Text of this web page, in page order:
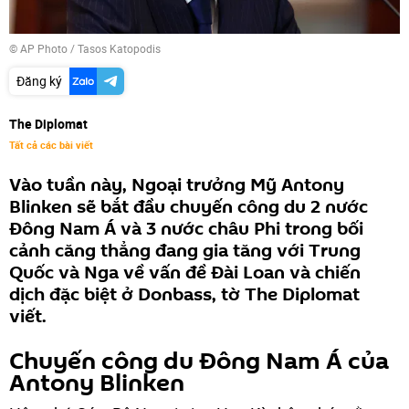
© AP Photo / Tasos Katopodis
Đăng ký
The Diplomat
Tất cả các bài viết
Vào tuần này, Ngoại trưởng Mỹ Antony
Blinken sẽ bắt đầu chuyến công du 2 nước
Đông Nam Á và 3 nước châu Phi trong bối
cảnh căng thẳng đang gia tăng với Trung
Quốc và Nga về vấn đề Đài Loan và chiến
dịch đặc biệt ở Donbass, tờ The Diplomat
viết.
Chuyến công du Đông Nam Á của
Antony Blinken